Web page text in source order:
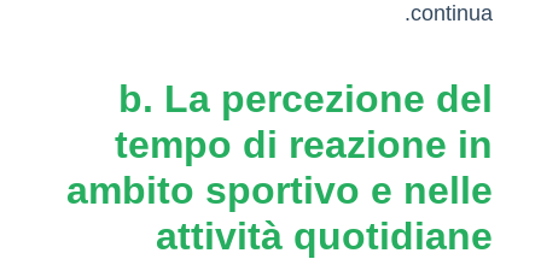
continua.
b. La percezione del
tempo di reazione in
ambito sportivo e nelle
attività quotidiane